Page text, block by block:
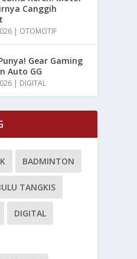
Canggih
| OTOMOTIF
Gear Gaming
Auto GG
| DIGITAL
BADMINTON
TANGKIS
DIGITAL